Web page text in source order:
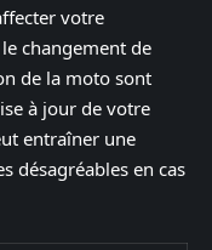
votre
changement de
de la moto sont
à jour de votre
entraîner une
désagréables en cas